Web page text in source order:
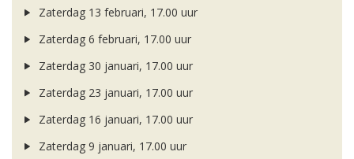
Zaterdag 13 februari, 17.00 uur
Zaterdag 6 februari, 17.00 uur
Zaterdag 30 januari, 17.00 uur
Zaterdag 23 januari, 17.00 uur
Zaterdag 16 januari, 17.00 uur
Zaterdag 9 januari, 17.00 uur